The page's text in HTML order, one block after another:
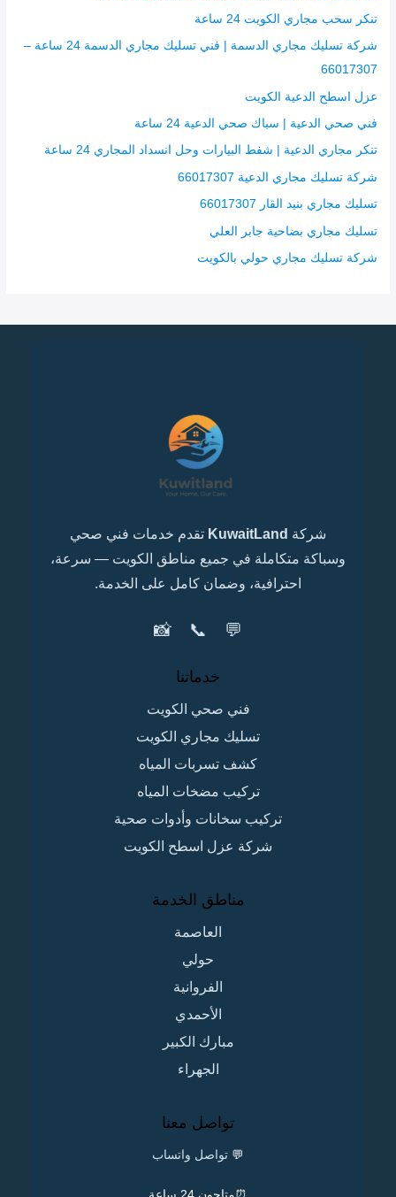
تنكر سحب مجاري الكويت 24 ساعة
شركة تسليك مجاري الدسمة | فني تسليك مجاري الدسمة 24 ساعة –
66017307
عزل اسطح الدعية الكويت
فني صحي الدعية | سباك صحي الدعية 24 ساعة
تنكر مجاري الدعية | شفط البيارات وحل انسداد المجاري 24 ساعة
شركة تسليك مجاري الدعية 66017307
تسليك مجاري بنيد القار 66017307
تسليك مجاري بضاحية جابر العلي
شركة تسليك مجاري حولي بالكويت
شركة KuwaitLand تقدم خدمات فني صحي
وسباكة متكاملة في جميع مناطق الكويت — سرعة،
احترافية، وضمان كامل على الخدمة.
💬
📞
📸
خدماتنا
فني صحي الكويت
تسليك مجاري الكويت
كشف تسربات المياه
تركيب مضخات المياه
تركيب سخانات وأدوات صحية
شركة عزل اسطح الكويت
مناطق الخدمة
العاصمة
حولي
الفروانية
الأحمدي
مبارك الكبير
الجهراء
تواصل معنا
💬 تواصل واتساب